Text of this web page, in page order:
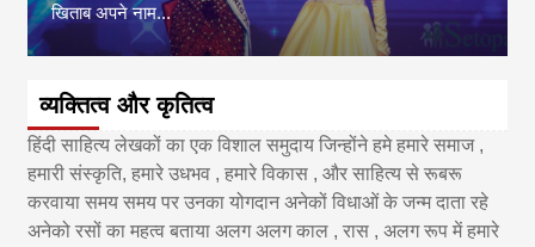
खिताब अपने नाम...
व्यक्तित्व और कृतित्व
हिंदी साहित्य लेखकों का एक विशाल समुदाय जिन्होंने हमे हमारे समाज ,
हमारी संस्कृति, हमारे उधभव , हमारे विकास , और साहित्य से रूबरू
करवाया समय समय पर उनका योगदान अनेकों विधाओं के जन्म दाता रहे
अनेको रसों का महत्व बताया अलग अलग काल , रास , अलग रूप में हमारे